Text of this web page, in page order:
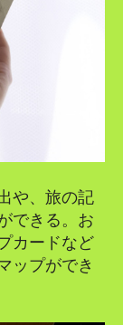
や、旅の記
できる。お
カードなど
ップができ